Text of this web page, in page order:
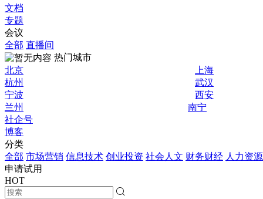
文档
专题
会议
全部 直播间
热门城市
北京
上海
杭州
武汉
宁波
西安
兰州
南宁
社企号
博客
分类
全部 市场营销 信息技术 创业投资 社会人文 财务财经 人力资源
申请试用
HOT